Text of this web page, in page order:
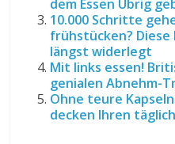
dem Essen Übrig
10.000 Schritte
frühstücken? Diese
längst widerlegt
Mit links essen!
genialen Abnehm-
Ohne teure
decken Ihren